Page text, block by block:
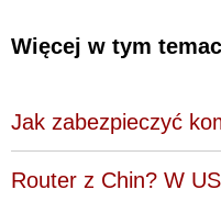
Więcej w tym
Jak zabezpieczyć
Router z Chin? W